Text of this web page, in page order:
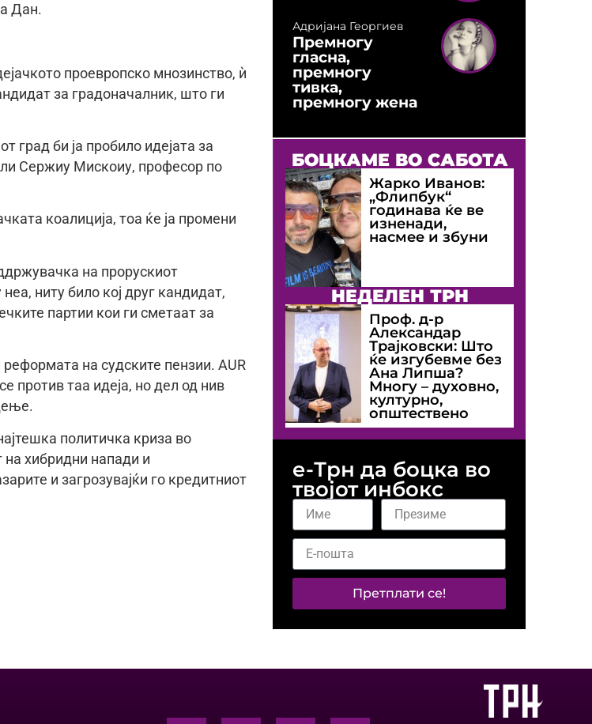
Дан.
проевропско мнозинство, ѝ
за градоначалник, што ги
град би ја пробило идејата за
Сержиу Мискоиу, професор по
коалиција, тоа ќе ја промени
на прорускиот
ниту било кој друг кандидат,
партии кои ги сметаат за
на судските пензии. AUR
против таа идеја, но дел од нив
политичка криза во
на хибридни напади и
и загрозувајќи го кредитниот
Адријана Георгиев
Премногу
гласна,
премногу
тивка,
премногу жена
БОЦКАМЕ ВО САБОТА
Жарко Иванов:
„Флипбук“
годинава ќе ве
изненади,
насмее и збуни
НЕДЕЛЕН ТРН
Проф. д-р
Александар
Трајковски: Што
ќе изгубевме без
Ана Липша?
Многу – духовно,
културно,
општествено
е-Трн да боцка во
твојот инбокс
Претплати се!